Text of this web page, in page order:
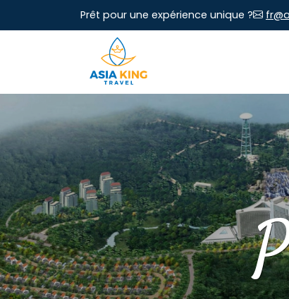
Prêt pour une expérience unique ?